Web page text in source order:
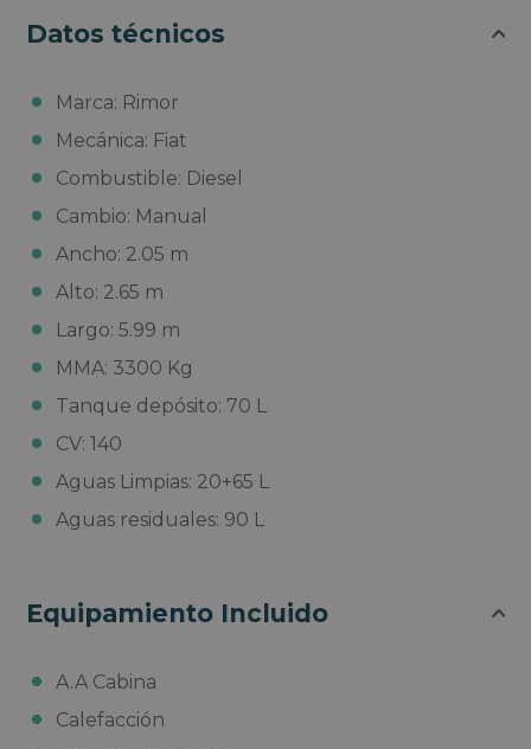
Datos técnicos
Marca: Rimor
Mecánica: Fiat
Combustible: Diesel
Cambio: Manual
Ancho: 2.05 m
Alto: 2.65 m
Largo: 5.99 m
MMA: 3300 Kg
Tanque depósito: 70 L
CV: 140
Aguas Limpias: 20+65 L
Aguas residuales: 90 L
Equipamiento Incluido
A.A Cabina
Calefacción